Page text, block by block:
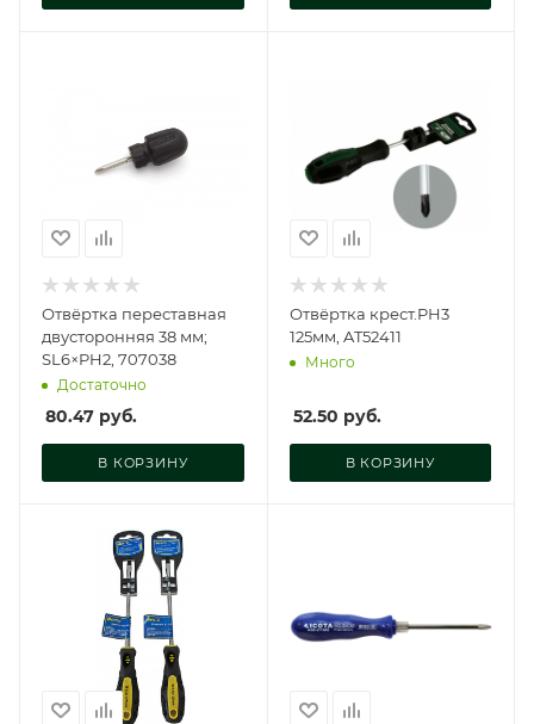
Отвёртка переставная
двусторонняя 38 мм;
SL6×PH2, 707038
Достаточно
80.47 руб.
В КОРЗИНУ
Отвёртка крест.PH3
125мм, AT52411
Много
52.50 руб.
В КОРЗИНУ